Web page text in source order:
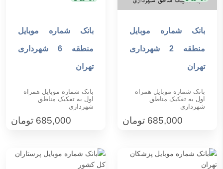
افزودن به سبد خرید
بانک شماره موبایل
منطقه 2 شهرداری
تهران
بانک شماره موبایل همراه
اول به تفکیک مناطق
شهرداری
685,000 تومان
افزودن به سبد خرید
بانک شماره موبایل
منطقه 6 شهرداری
تهران
بانک شماره موبایل همراه
اول به تفکیک مناطق
شهرداری
685,000 تومان